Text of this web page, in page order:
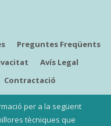
Preguntes Freqüents
Avís Legal
Contractació
per a la següent
tècniques que